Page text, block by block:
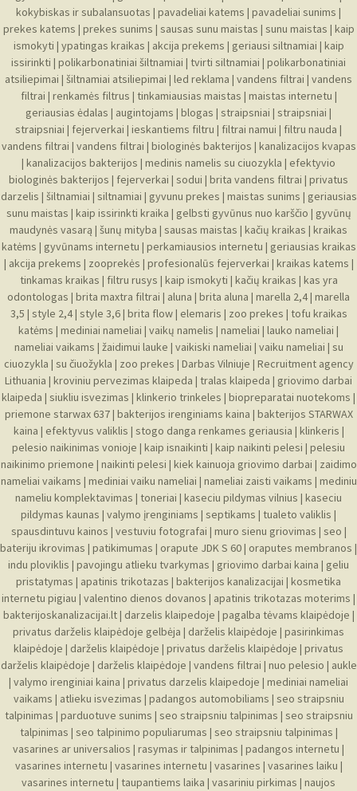
kokybiskas ir subalansuotas | pavadeliai katems | pavadeliai sunims |
prekes katems | prekes sunims | sausas sunu maistas | sunu maistas | kaip
ismokyti | ypatingas kraikas | akcija prekems | geriausi siltnamiai | kaip
issirinkti | polikarbonatiniai šiltnamiai | tvirti siltnamiai | polikarbonatiniai
atsiliepimai | šiltnamiai atsiliepimai | led reklama | vandens filtrai | vandens
filtrai | renkamės filtrus | tinkamiausias maistas | maistas internetu |
geriausias ėdalas | augintojams | blogas | straipsniai | straipsniai |
straipsniai | fejerverkai | ieskantiems filtru | filtrai namui | filtru nauda |
vandens filtrai | vandens filtrai | biologinės bakterijos | kanalizacijos kvapas
| kanalizacijos bakterijos | medinis namelis su ciuozykla | efektyvio
biologinės bakterijos | fejerverkai | sodui | brita vandens filtrai | privatus
darzelis | šiltnamiai | siltnamiai | gyvunu prekes | maistas sunims | geriausias
sunu maistas | kaip issirinkti kraika | gelbsti gyvūnus nuo karščio | gyvūnų
maudynės vasarą | šunų mityba | sausas maistas | kačių kraikas | kraikas
katėms | gyvūnams internetu | perkamiausios internetu | geriausias kraikas
| akcija prekems | zooprekės | profesionalūs fejerverkai | kraikas katems |
tinkamas kraikas | filtru rusys | kaip ismokyti | kačių kraikas | kas yra
odontologas | brita maxtra filtrai | aluna | brita aluna | marella 2,4| marella
3,5 | style 2,4| style 3,6| brita flow| elemaris | zoo prekes | tofu kraikas
katėms | mediniai nameliai | vaikų namelis | nameliai | lauko nameliai |
nameliai vaikams | žaidimui lauke | vaikiski nameliai | vaiku nameliai | su
ciuozykla | su čiuožykla | zoo prekes | Darbas Vilniuje | Recruitment agency
Lithuania | kroviniu pervezimas klaipeda | tralas klaipeda | griovimo darbai
klaipeda | siukliu isvezimas | klinkerio trinkeles | biopreparatai nuotekoms |
priemone starwax 637| bakterijos irenginiams kaina | bakterijos STARWAX
kaina | efektyvus valiklis | stogo danga renkames geriausia | klinkeris |
pelesio naikinimas vonioje | kaip isnaikinti | kaip naikinti pelesi | pelesiu
naikinimo priemone | naikinti pelesi | kiek kainuoja griovimo darbai | zaidimo
nameliai vaikams | mediniai vaiku nameliai | nameliai zaisti vaikams | mediniu
nameliu komplektavimas | toneriai | kaseciu pildymas vilnius | kaseciu
pildymas kaunas | valymo įrenginiams | septikams | tualeto valiklis |
spausdintuvu kainos | vestuviu fotografai | muro sienu griovimas | seo |
bateriju ikrovimas | patikimumas | orapute JDK S 60| oraputes membranos |
indu ploviklis | pavojingu atlieku tvarkymas | griovimo darbai kaina | geliu
pristatymas | apatinis trikotazas | bakterijos kanalizacijai | kosmetika
internetu pigiau | valentino dienos dovanos | apatinis trikotazas moterims |
bakterijoskanalizacijai.lt| darzelis klaipedoje | pagalba tėvams klaipėdoje |
privatus darželis klaipėdoje gelbėja | darželis klaipėdoje | pasirinkimas
klaipėdoje | darželis klaipėdoje | privatus darželis klaipėdoje | privatus
darželis klaipėdoje | darželis klaipėdoje | vandens filtrai | nuo pelesio | aukle
| valymo irenginiai kaina | privatus darzelis klaipedoje | mediniai nameliai
vaikams | atlieku isvezimas | padangos automobiliams | seo straipsniu
talpinimas | parduotuve sunims | seo straipsniu talpinimas | seo straipsniu
talpinimas | seo talpinimo populiarumas | seo straipsniu talpinimas |
vasarines ar universalios | rasymas ir talpinimas | padangos internetu |
vasarines internetu | vasarines internetu | vasarines | vasarines laiku |
vasarines internetu | taupantiems laika | vasariniu pirkimas | naujos